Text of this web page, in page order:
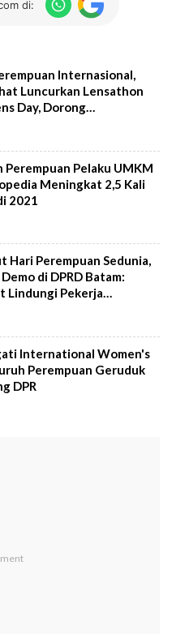
di:
Internasional,
Luncurkan Lensathon
Day, Dorong
AR
Perempuan Pelaku UMKM
Meningkat 2,5 Kali
2021
Hari Perempuan Sedunia,
di DPRD Batam:
Lindungi Pekerja
International Women's
Perempuan Geruduk
DPR